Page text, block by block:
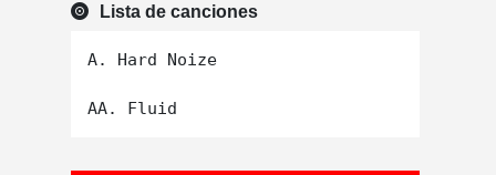
Lista de canciones
A. Hard Noize